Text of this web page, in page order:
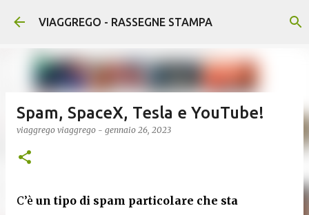
Passa ai contenuti principali
VIAGGREGO - RASSEGNE STAMPA
Spam, SpaceX, Tesla e YouTube!
viaggrego viaggrego - gennaio 26, 2023
C’è un tipo di spam particolare che sta